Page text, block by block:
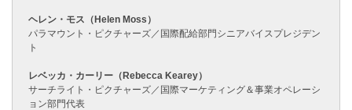
ヘレン・モス（Helen Moss）
パラマウント・ピクチャーズ／国際配給部門シニアバイスプレジデン
ト
レベッカ・カーリー（Rebecca Kearey）
サーチライト・ピクチャーズ／国際マーケティング＆事業オペレーシ
ョン部門代表